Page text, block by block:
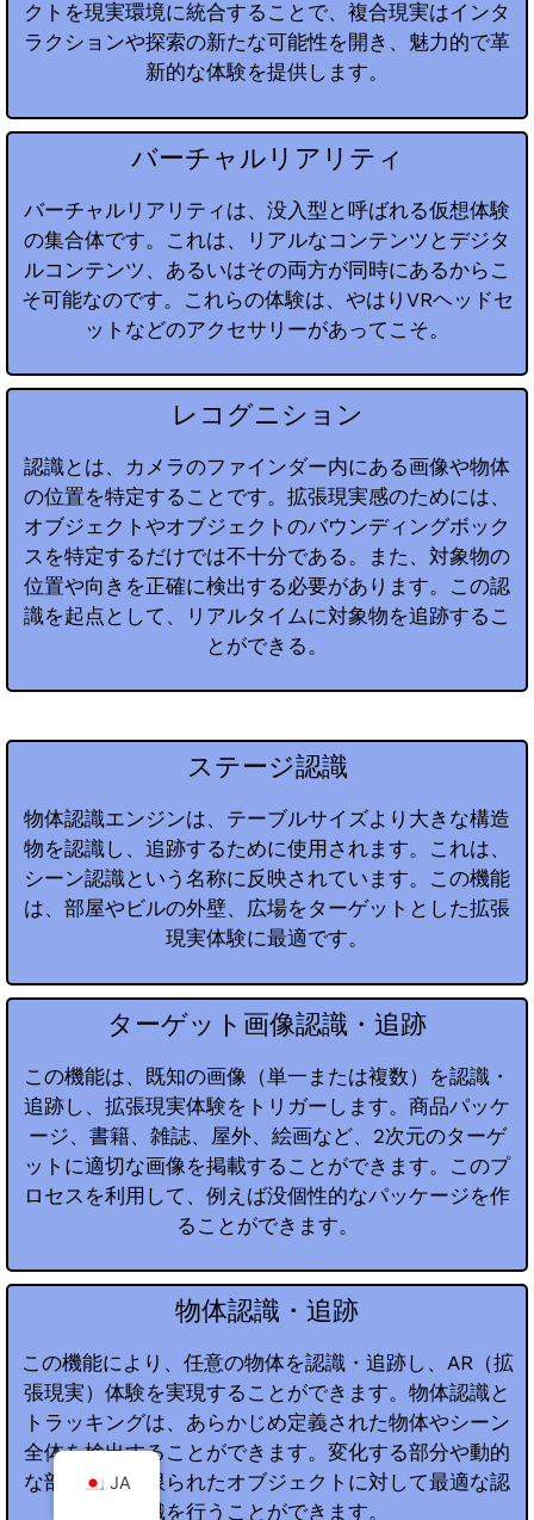
クトを現実環境に統合することで、複合現実はインタ
ラクションや探索の新たな可能性を開き、魅力的で革
新的な体験を提供します。
バーチャルリアリティ
バーチャルリアリティは、没入型と呼ばれる仮想体験
の集合体です。これは、リアルなコンテンツとデジタ
ルコンテンツ、あるいはその両方が同時にあるからこ
そ可能なのです。これらの体験は、やはりVRヘッドセ
ットなどのアクセサリーがあってこそ。
レコグニション
認識とは、カメラのファインダー内にある画像や物体
の位置を特定することです。拡張現実感のためには、
オブジェクトやオブジェクトのバウンディングボック
スを特定するだけでは不十分である。また、対象物の
位置や向きを正確に検出する必要があります。この認
識を起点として、リアルタイムに対象物を追跡するこ
とができる。
ステージ認識
物体認識エンジンは、テーブルサイズより大きな構造
物を認識し、追跡するために使用されます。これは、
シーン認識という名称に反映されています。この機能
は、部屋やビルの外壁、広場をターゲットとした拡張
現実体験に最適です。
ターゲット画像認識・追跡
この機能は、既知の画像（単一または複数）を認識・
追跡し、拡張現実体験をトリガーします。商品パッケ
ージ、書籍、雑誌、屋外、絵画など、2次元のターゲ
ットに適切な画像を掲載することができます。このプ
ロセスを利用して、例えば没個性的なパッケージを作
ることができます。
物体認識・追跡
この機能により、任意の物体を認識・追跡し、AR（拡
張現実）体験を実現することができます。物体認識と
トラッキングは、あらかじめ定義された物体やシーン
全体を検出することができます。変化する部分や動的
な部分の数が限られたオブジェクトに対して最適な認
識を行うことができます。
JA